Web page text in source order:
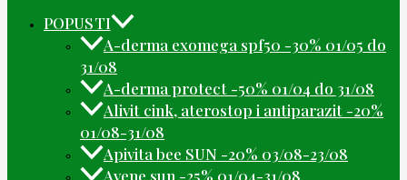
POPUSTI
A-derma exomega spf50 -30% 01/05 do
31/08
A-derma protect -50% 01/04 do 31/08
Alivit cink, aterostop i antiparazit -20%
01/08-31/08
Apivita bee SUN -20% 03/08-23/08
Avene sun -25% 01/04-31/08